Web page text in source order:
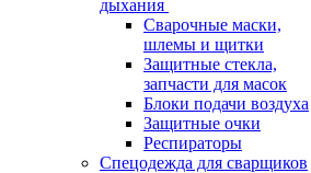
дыхания
Сварочные маски,
шлемы и щитки
Защитные стекла,
запчасти для масок
Блоки подачи воздуха
Защитные очки
Респираторы
Спецодежда для сварщиков